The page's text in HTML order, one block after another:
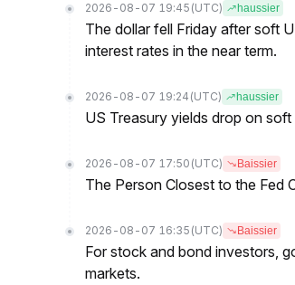
2026-08-07 19:45 (UTC) haussier
The dollar fell Friday after soft
interest rates in the near term.
2026-08-07 19:24 (UTC) haussier
US Treasury yields drop on
2026-08-07 17:50 (UTC) Baissier
The Person Closest to the Fed
2026-08-07 16:35 (UTC) Baissier
For stock and bond investors,
markets.